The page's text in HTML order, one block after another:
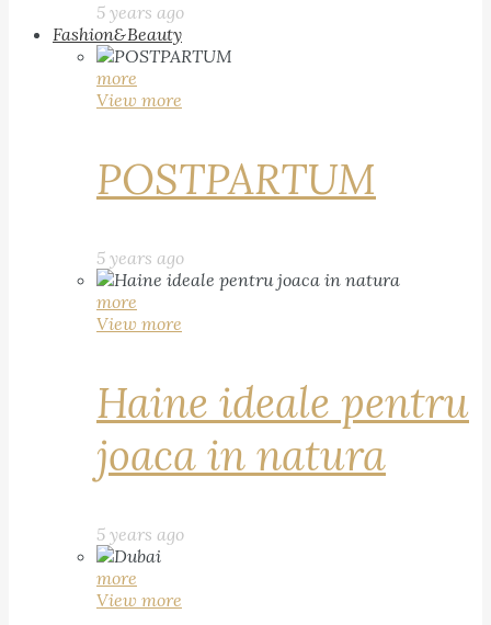
5 years ago
Fashion&Beauty
more
View more
POSTPARTUM
5 years ago
more
View more
Haine ideale pentru
joaca in natura
5 years ago
more
View more